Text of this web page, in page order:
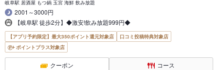
岐阜駅 居酒屋 もつ鍋 玉宮 海鮮 飲み放題
2001～3000円
【岐阜駅 徒歩2分】◆激安!飲み放題999円◆
【アプリ予約限定】最大350ポイント還元対象店
口コミ投稿特典対象店
ポイントプラス対象店
クーポン コース